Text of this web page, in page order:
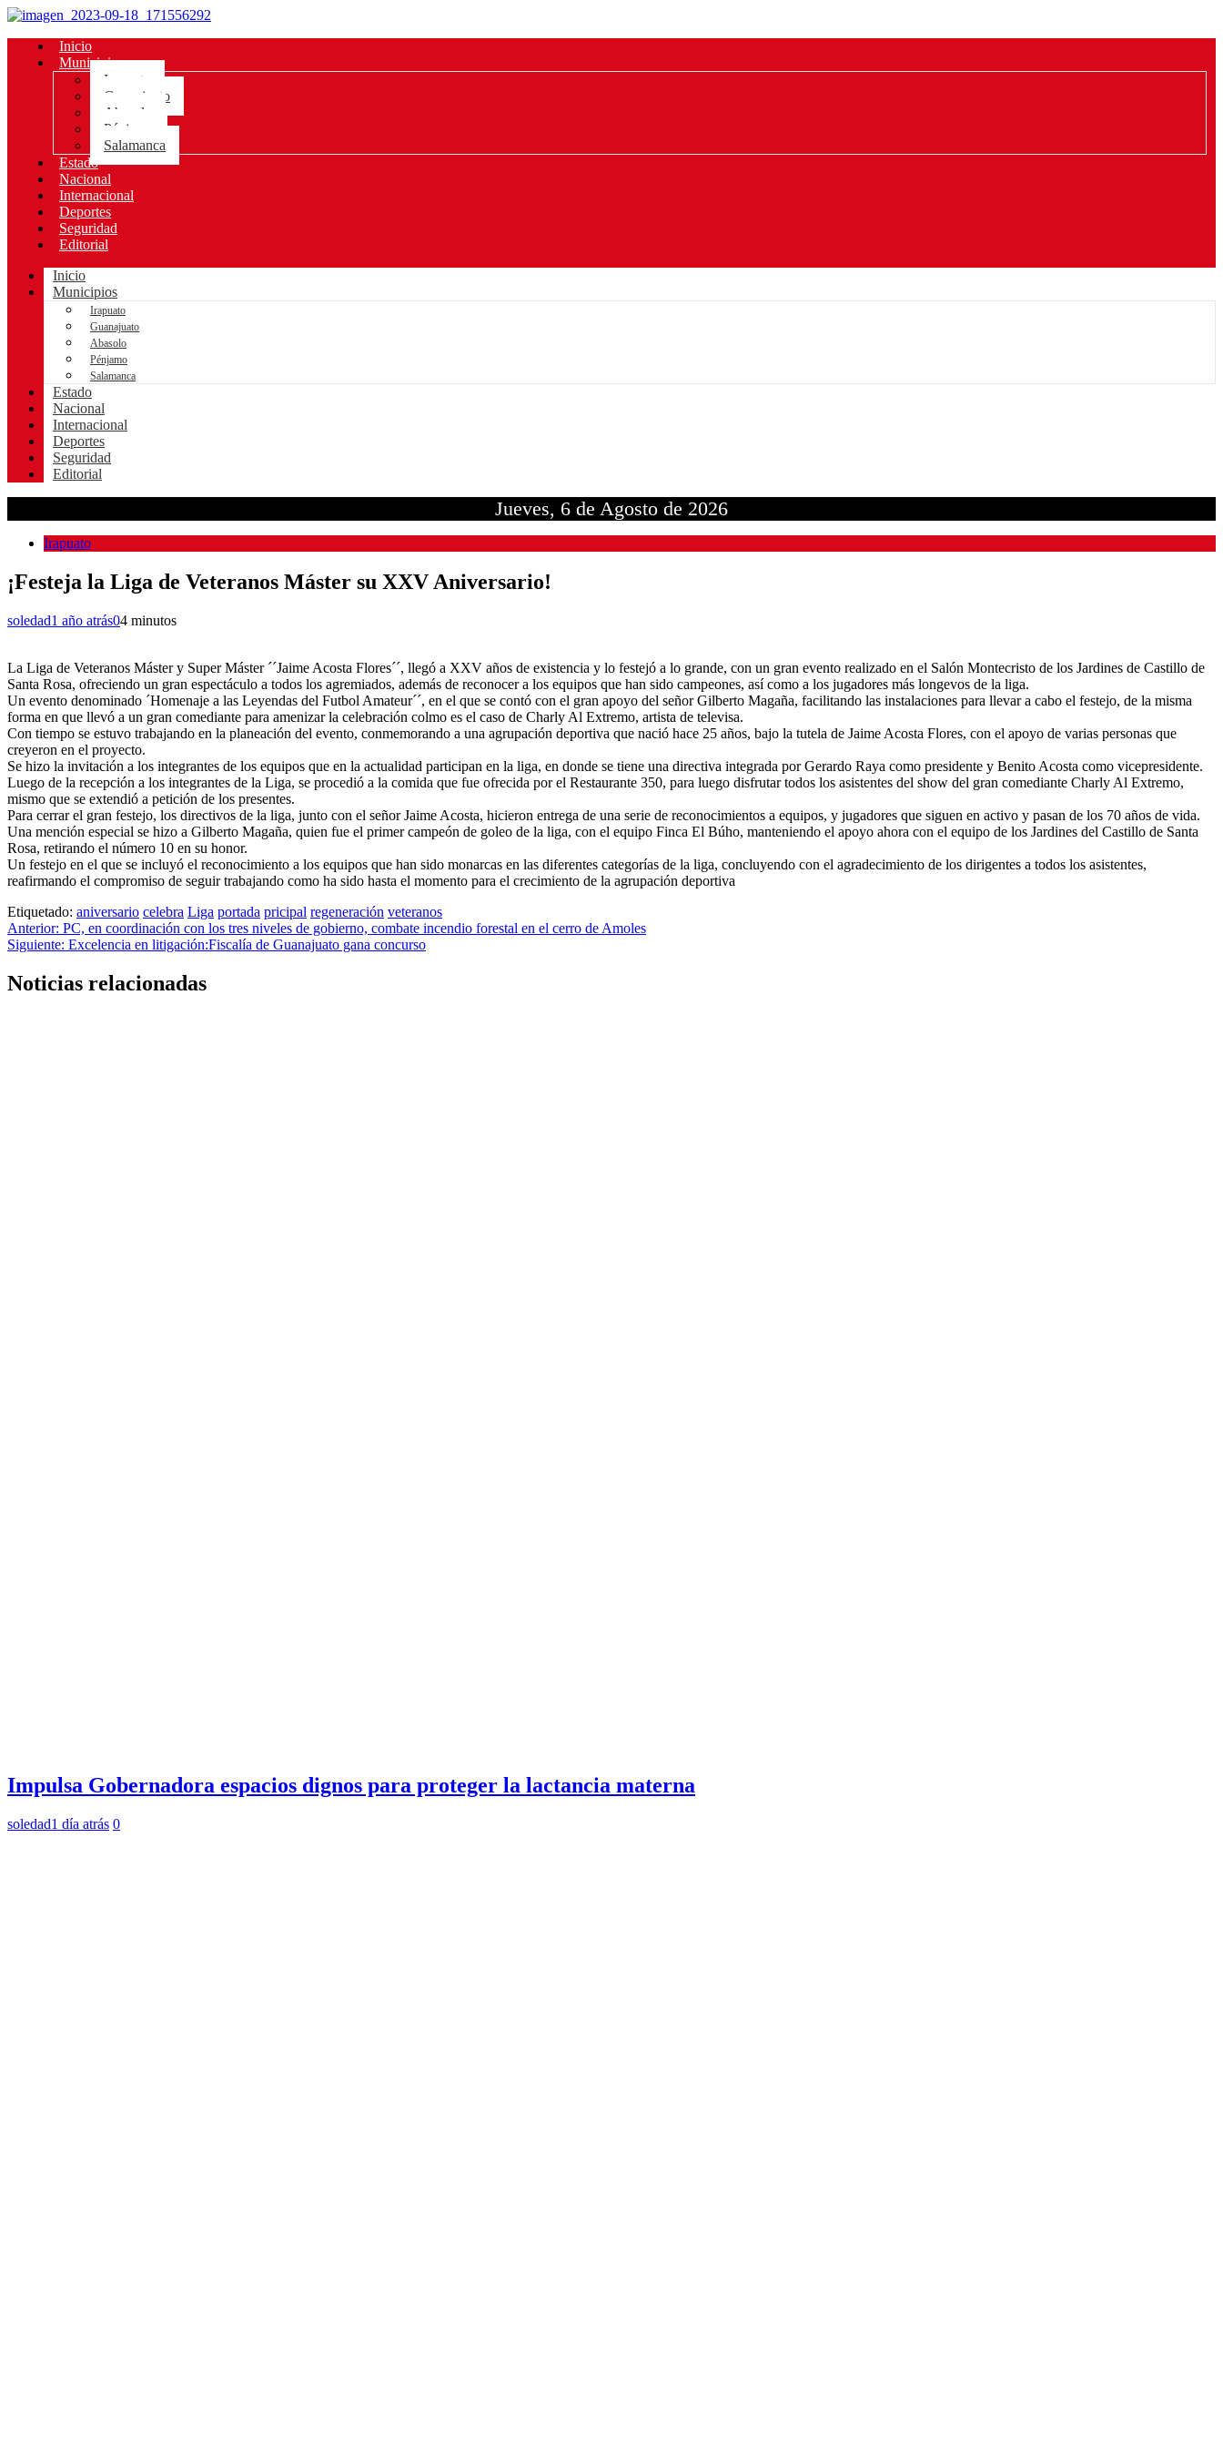
Inicio
Municipios
Irapuato
Guanajuato
Abasolo
Pénjamo
Salamanca
Estado
Nacional
Internacional
Deportes
Seguridad
Editorial
Inicio
Municipios
Irapuato
Guanajuato
Abasolo
Pénjamo
Salamanca
Estado
Nacional
Internacional
Deportes
Seguridad
Editorial
Jueves, 6 de Agosto de 2026
Irapuato
¡Festeja la Liga de Veteranos Máster su XXV Aniversario!
soledad1 año atrás04 minutos
La Liga de Veteranos Máster y Super Máster ´´Jaime Acosta Flores´´, llegó a XXV años de existencia y lo festejó a lo grande, con un gran evento realizado en el Salón Montecristo de los Jardines de Castillo de
Santa Rosa, ofreciendo un gran espectáculo a todos los agremiados, además de reconocer a los equipos que han sido campeones, así como a los jugadores más longevos de la liga.
Un evento denominado ´Homenaje a las Leyendas del Futbol Amateur´´, en el que se contó con el gran apoyo del señor Gilberto Magaña, facilitando las instalaciones para llevar a cabo el festejo, de la misma
forma en que llevó a un gran comediante para amenizar la celebración colmo es el caso de Charly Al Extremo, artista de televisa.
Con tiempo se estuvo trabajando en la planeación del evento, conmemorando a una agrupación deportiva que nació hace 25 años, bajo la tutela de Jaime Acosta Flores, con el apoyo de varias personas que
creyeron en el proyecto.
Se hizo la invitación a los integrantes de los equipos que en la actualidad participan en la liga, en donde se tiene una directiva integrada por Gerardo Raya como presidente y Benito Acosta como vicepresidente.
Luego de la recepción a los integrantes de la Liga, se procedió a la comida que fue ofrecida por el Restaurante 350, para luego disfrutar todos los asistentes del show del gran comediante Charly Al Extremo,
mismo que se extendió a petición de los presentes.
Para cerrar el gran festejo, los directivos de la liga, junto con el señor Jaime Acosta, hicieron entrega de una serie de reconocimientos a equipos, y jugadores que siguen en activo y pasan de los 70 años de vida.
Una mención especial se hizo a Gilberto Magaña, quien fue el primer campeón de goleo de la liga, con el equipo Finca El Búho, manteniendo el apoyo ahora con el equipo de los Jardines del Castillo de Santa
Rosa, retirando el número 10 en su honor.
Un festejo en el que se incluyó el reconocimiento a los equipos que han sido monarcas en las diferentes categorías de la liga, concluyendo con el agradecimiento de los dirigentes a todos los asistentes,
reafirmando el compromiso de seguir trabajando como ha sido hasta el momento para el crecimiento de la agrupación deportiva
Etiquetado: aniversario celebra Liga portada pricipal regeneración veteranos
Navegación
de
entradas
Anterior: PC, en coordinación con los tres niveles de gobierno, combate incendio forestal en el cerro de Amoles
Siguiente: Excelencia en litigación:Fiscalía de Guanajuato gana concurso
Noticias relacionadas
Impulsa Gobernadora espacios dignos para proteger la lactancia materna
soledad1 día atrás 0